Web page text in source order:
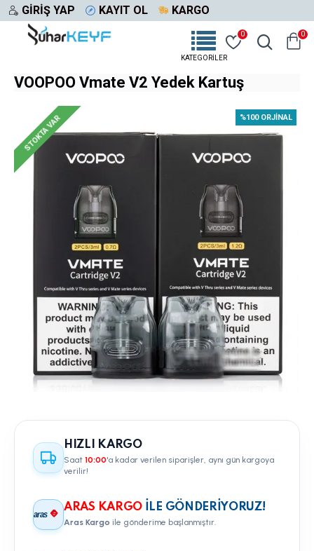
GIRIŞ YAP KAYIT OL KARGO
0 0
VOOPOO Vmate V2 Yedek Kartuş
%100 ORJINAL
STOKTA VAR
HIZLI KARGO
Saat 10:00'a kadar verilen siparişler, aynı gün kargoya
verilir!
aras
ARAS KARGO ILE GÖNDERIYORUZ!
Aras Kargo ile gönderime başlanmıştır.